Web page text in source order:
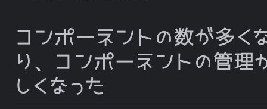
コンポーネントの数が多く
り、コンポーネントの管理
しくなった